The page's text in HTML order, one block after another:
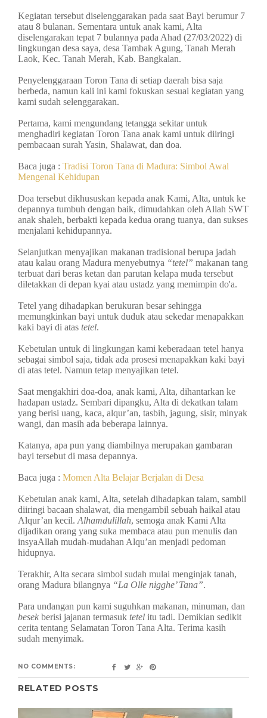
Kegiatan tersebut diselenggarakan pada saat Bayi berumur 7
atau 8 bulanan. Sementara untuk anak kami, Alta
diselengarakan tepat 7 bulannya pada Ahad (27/03/2022) di
lingkungan desa saya, desa Tambak Agung, Tanah Merah
Laok, Kec. Tanah Merah, Kab. Bangkalan.
Penyelenggaraan Toron Tana di setiap daerah bisa saja
berbeda, namun kali ini kami fokuskan sesuai kegiatan yang
kami sudah selenggarakan.
Pertama, kami mengundang tetangga sekitar untuk
menghadiri kegiatan Toron Tana anak kami untuk diiringi
pembacaan surah Yasin, Shalawat, dan doa.
Baca juga : Tradisi Toron Tana di Madura: Simbol Awal
Mengenal Kehidupan
Doa tersebut dikhususkan kepada anak Kami, Alta, untuk ke
depannya tumbuh dengan baik, dimudahkan oleh Allah SWT
anak shaleh, berbakti kepada kedua orang tuanya, dan sukses
menjalani kehidupannya.
Selanjutkan menyajikan makanan tradisional berupa jadah
atau kalau orang Madura menyebutnya “tetel” makanan tang
terbuat dari beras ketan dan parutan kelapa muda tersebut
diletakkan di depan kyai atau ustadz yang memimpin do'a.
Tetel yang dihadapkan berukuran besar sehingga
memungkinkan bayi untuk duduk atau sekedar menapakkan
kaki bayi di atas tetel.
Kebetulan untuk di lingkungan kami keberadaan tetel hanya
sebagai simbol saja, tidak ada prosesi menapakkan kaki bayi
di atas tetel. Namun tetap menyajikan tetel.
Saat mengakhiri doa-doa, anak kami, Alta, dihantarkan ke
hadapan ustadz. Sembari dipangku, Alta di dekatkan talam
yang berisi uang, kaca, alqur’an, tasbih, jagung, sisir, minyak
wangi, dan masih ada beberapa lainnya.
Katanya, apa pun yang diambilnya merupakan gambaran
bayi tersebut di masa depannya.
Baca juga : Momen Alta Belajar Berjalan di Desa
Kebetulan anak kami, Alta, setelah dihadapkan talam, sambil
diiringi bacaan shalawat, dia mengambil sebuah haikal atau
Alqur’an kecil. Alhamdulillah, semoga anak Kami Alta
dijadikan orang yang suka membaca atau pun menulis dan
insyaAllah mudah-mudahan Alqu’an menjadi pedoman
hidupnya.
Terakhir, Alta secara simbol sudah mulai menginjak tanah,
orang Madura bilangnya “La Olle nigghe’ Tana”.
Para undangan pun kami suguhkan makanan, minuman, dan
besek berisi jajanan termasuk tetel itu tadi. Demikian sedikit
cerita tentang Selamatan Toron Tana Alta. Terima kasih
sudah menyimak.
NO COMMENTS:
RELATED POSTS